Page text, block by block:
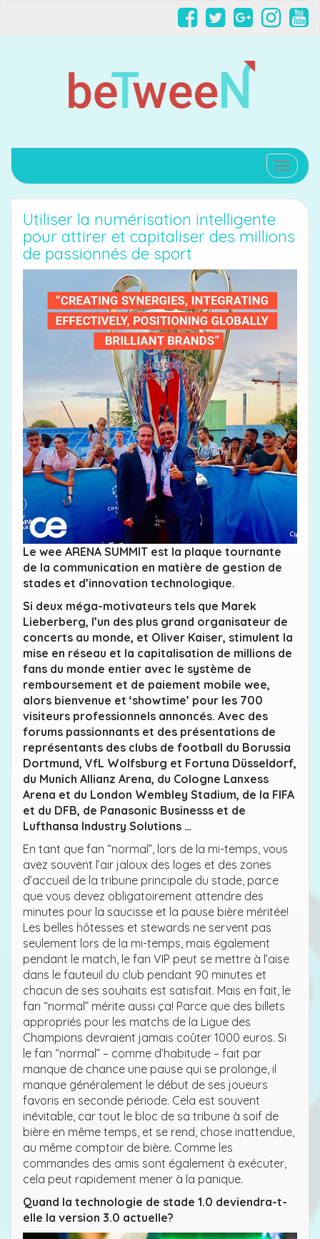
Utiliser la numérisation intelligente
pour attirer et capitaliser des millions
de passionnés de sport
Le wee ARENA SUMMIT est la plaque tournante
de la communication en matière de gestion de
stades et d’innovation technologique.
Si deux méga-motivateurs tels que Marek
Lieberberg, l’un des plus grand organisateur de
concerts au monde, et Oliver Kaiser, stimulent la
mise en réseau et la capitalisation de millions de
fans du monde entier avec le système de
remboursement et de paiement mobile wee,
alors bienvenue et ‘showtime’ pour les 700
visiteurs professionnels annoncés. Avec des
forums passionnants et des présentations de
représentants des clubs de football du Borussia
Dortmund, VfL Wolfsburg et Fortuna Düsseldorf,
du Munich Allianz Arena, du Cologne Lanxess
Arena et du London Wembley Stadium, de la FIFA
et du DFB, de Panasonic Businesss et de
Lufthansa Industry Solutions …
En tant que fan “normal”, lors de la mi-temps, vous
avez souvent l’air jaloux des loges et des zones
d’accueil de la tribune principale du stade, parce
que vous devez obligatoirement attendre des
minutes pour la saucisse et la pause bière méritée!
Les belles hôtesses et stewards ne servent pas
seulement lors de la mi-temps, mais également
pendant le match, le fan VIP peut se mettre à l’aise
dans le fauteuil du club pendant 90 minutes et
chacun de ses souhaits est satisfait. Mais en fait, le
fan “normal” mérite aussi ça! Parce que des billets
appropriés pour les matchs de la Ligue des
Champions devraient jamais coûter 1000 euros. Si
le fan “normal” – comme d’habitude – fait par
manque de chance une pause qui se prolonge, il
manque généralement le début de ses joueurs
favoris en seconde période. Cela est souvent
inévitable, car tout le bloc de sa tribune à soif de
bière en même temps, et se rend, chose inattendue,
au même comptoir de bière. Comme les
commandes des amis sont également à exécuter,
cela peut rapidement mener à la panique.
Quand la technologie de stade 1.0 deviendra-t-
elle la version 3.0 actuelle?